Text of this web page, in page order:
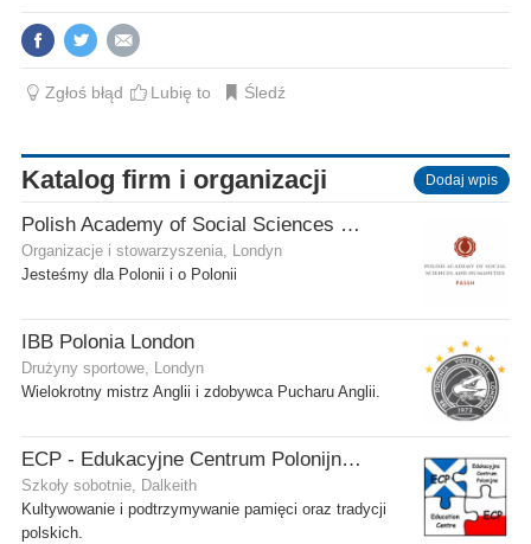
Zgłoś błąd Lubię to Śledź
Katalog firm i organizacji Dodaj wpis
Polish Academy of Social Sciences and Humanities Ltd
Organizacje i stowarzyszenia, Londyn
Jesteśmy dla Polonii i o Polonii
IBB Polonia London
Drużyny sportowe, Londyn
Wielokrotny mistrz Anglii i zdobywca Pucharu Anglii.
ECP - Edukacyjne Centrum Polonijne SCIO - Dalkeith
Szkoły sobotnie, Dalkeith
Kultywowanie i podtrzymywanie pamięci oraz tradycji
polskich.